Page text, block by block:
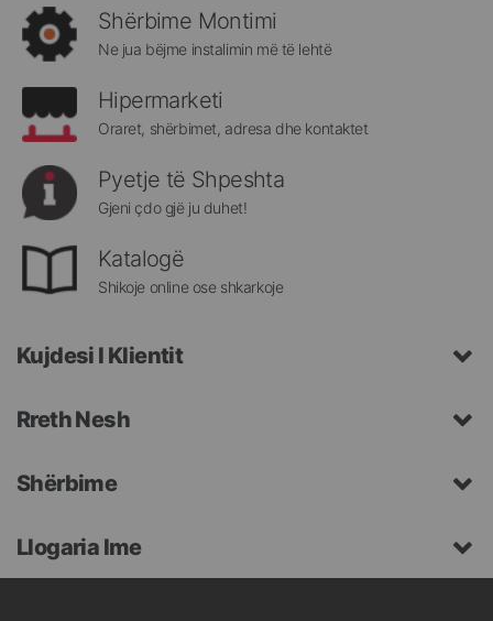
rreth
Megatek:
Shërbime Montimi
Ne jua bëjme instalimin më të lehtë
Hipermarketi
Oraret, shërbimet, adresa dhe kontaktet
Pyetje të Shpeshta
Gjeni çdo gjë ju duhet!
Katalogë
Shikoje online ose shkarkoje
Kujdesi I Klientit
Rreth Nesh
Shërbime
Llogaria Ime